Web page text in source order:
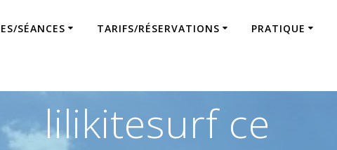
SÉANCES TARIFS/RÉSERVATIONS PRATIQUE
lilikitesurf ce